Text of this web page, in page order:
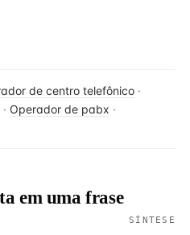
de centro telefônico ·
· Operador de pabx ·
em uma frase
SÍNTESE